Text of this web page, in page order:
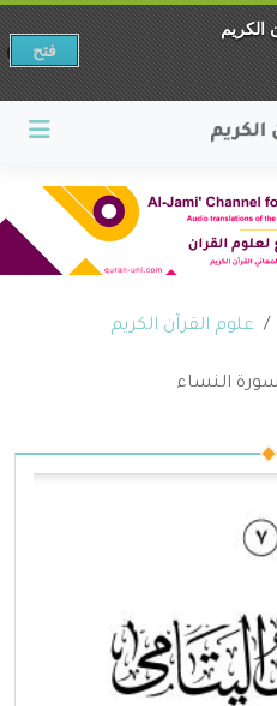
علوم القرآن الكريم
النساء
الكريم
فتح